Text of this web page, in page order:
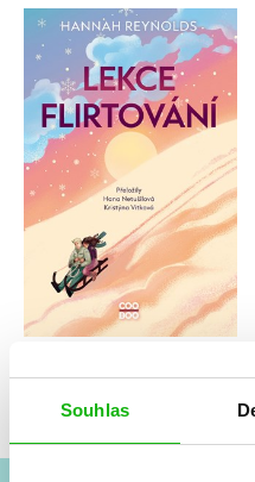
Souhlas
Lekce flirtování